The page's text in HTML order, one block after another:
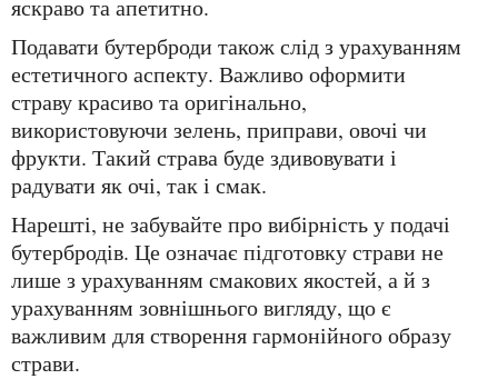
яскраво та апетитно.
Подавати бутерброди також слід з урахуванням
естетичного аспекту. Важливо оформити
страву красиво та оригінально,
використовуючи зелень, приправи, овочі чи
фрукти. Такий страва буде здивовувати і
радувати як очі, так і смак.
Нарешті, не забувайте про вибірність у подачі
бутербродів. Це означає підготовку страви не
лише з урахуванням смакових якостей, а й з
урахуванням зовнішнього вигляду, що є
важливим для створення гармонійного образу
страви.